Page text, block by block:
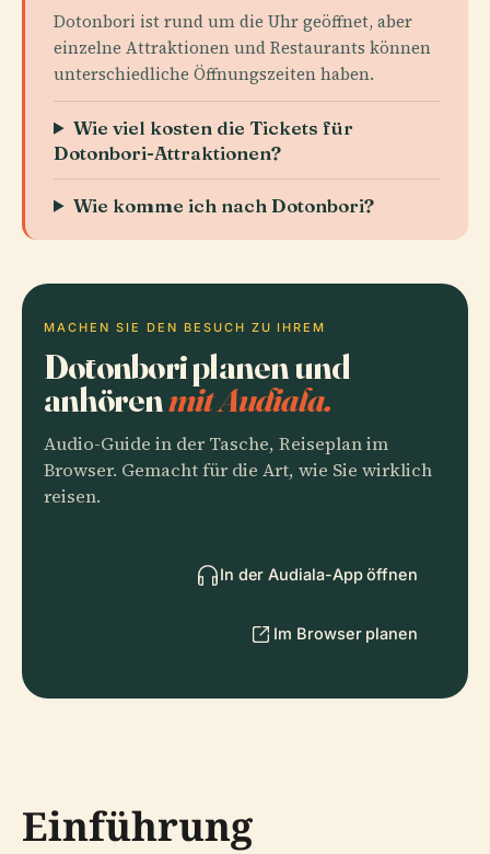
Dotonbori ist rund um die Uhr geöffnet, aber
einzelne Attraktionen und Restaurants können
unterschiedliche Öffnungszeiten haben.
Wie viel kosten die Tickets für
Dotonbori-Attraktionen?
Wie komme ich nach Dotonbori?
MACHEN SIE DEN BESUCH ZU IHREM
Dōtonbori planen und
anhörenmit Audiala.
Audio-Guide in der Tasche, Reiseplan im
Browser. Gemacht für die Art, wie Sie wirklich
reisen.
In der Audiala-App öffnen
Im Browser planen
Einführung